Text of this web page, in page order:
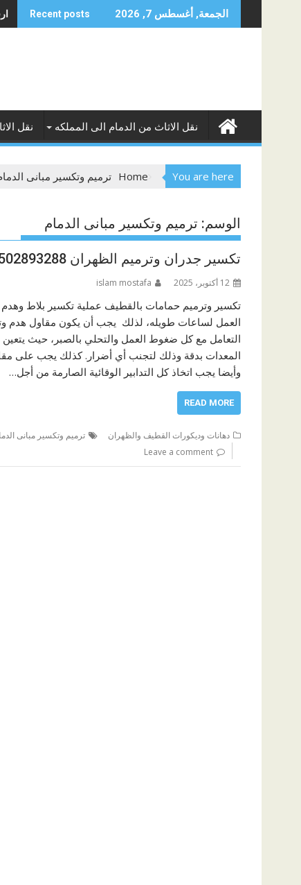
to
الجمعة, أغسطس 7, 2026 Recent posts
نقل الاثاث من الدمام الى المملكه نقل
You are here
Home ترميم وتكسير مبانى
الوسم: ترميم وتكسير مبانى الدمام
تكسير جدران وترميم الظهران 0502893288
12 أكتوبر، 2025 islam mostafa
تكسير وترميم حمامات بالقطيف عملية تكسير بلاط
العمل لساعات طويله، لذلك يجب أن يكون مقاول هدم
التعامل مع كل ضغوط العمل والتحلي بالصبر، حيث
المعدات بدقة وذلك لتجنب أي أضرار. كذلك يجب على
وأيضا يجب اتخاذ كل التدابير الوقائية الصارمة من أجل…
READ MORE
دهانات وديكورات القطيف والظهران ترميم وتكسير مبانى
Leave a comment